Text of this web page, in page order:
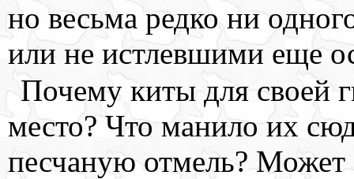
но весьма редко ни
или не истлевшими еще
Почему киты для своей
место? Что манило их
песчаную отмель?